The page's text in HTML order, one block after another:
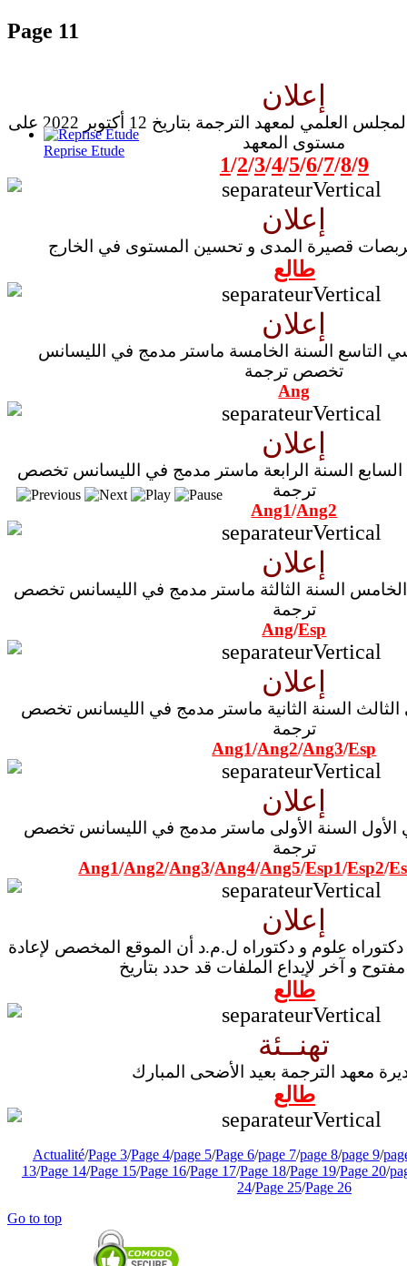
Reprise Etude
Page 11
إعلان
العودة بالصور من انعقاد المجلس العلمي لمعهد الترجمة بتاريخ 12 أكتوبر 2022 على
مستوى المعهد
1/2/3/4/5/6/7/8/9
إعلان
قصيرة المدى و تحسين المستوى في الخارج
طالع
إعلان
تخصص ترجمة
Ang
إعلان
ترجمة
Ang1/Ang2
إعلان
ترجمة
Ang/Esp
إعلان
ترجمة
Ang1/Ang2/Ang3/Esp
إعلان
ترجمة
Ang1/Ang2/Ang3/Ang4/Ang5/Esp1/Esp2/
إعلان
علوم و دكتوراه ل.م.د أن الموقع المخصص لإعادة
و آخر لإيداع الملفات قد حدد بتاريخ
طالع
تهنــئة
معهد الترجمة بعيد الأضحى المبارك
طالع
Actualité/Page 3/Page 4/page 5/Page 6/page 7/page 8/page 9/
13/Page 14/Page 15/Page 16/Page 17/Page 18/Page 19/Page 20/
24/Page 25/Page 26
Go to top